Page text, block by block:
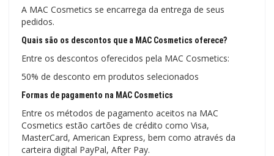
A MAC Cosmetics se encarrega da entrega de seus
pedidos.
Quais são os descontos que a MAC Cosmetics oferece?
Entre os descontos oferecidos pela MAC Cosmetics:
50% de desconto em produtos selecionados
Formas de pagamento na MAC Cosmetics
Entre os métodos de pagamento aceitos na MAC
Cosmetics estão cartões de crédito como Visa,
MasterCard, American Express, bem como através da
carteira digital PayPal, After Pay.